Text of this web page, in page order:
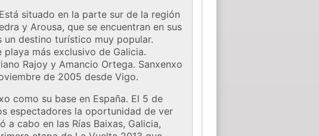
situado en la parte sur de la región
y Arousa, que se encuentran en sus
un destino turístico muy popular.
más exclusivo de Galicia.
Rajoy y Amancio Ortega. Sanxenxo
de 2005 desde Vigo.
como su base en España. El 5 de
espectadores la oportunidad de ver
cabo en las Rías Baixas, Galicia,